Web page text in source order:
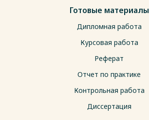
Готовые материалы
Дипломная работа
Курсовая работа
Реферат
Отчет по практике
Контрольная работа
Диссертация